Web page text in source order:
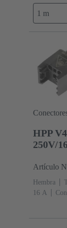
1 m
HPP
250V/
Artículo
Hembra
‌16 A